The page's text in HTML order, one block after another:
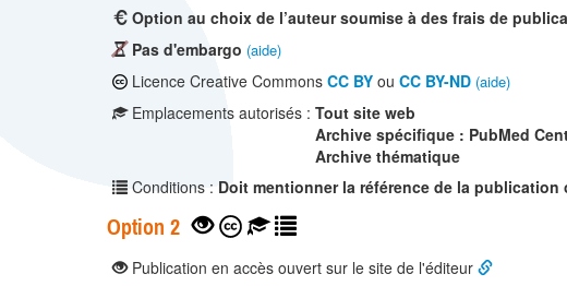
Option au choix de l’auteur soumise à des frais de
Pas d'embargo (aide)
Licence Creative Commons CC BY ou CC BY-ND (aide)
Emplacements autorisés : Tout site web
Archive spécifique : PubMed
Archive thématique
Conditions : Doit mentionner la référence de la publication
Option 2
Publication en accès ouvert sur le site de l'éditeur